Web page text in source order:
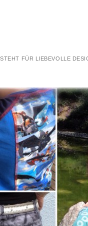
FÜR LIEBEVOLLE